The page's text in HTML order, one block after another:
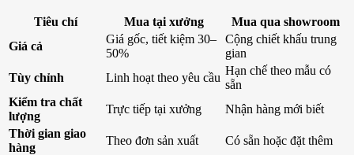
Tiêu chí Mua tại xưởng
Mua qua showroom
Giá cả
Giá gốc, tiết kiệm 30–
50%
Cộng chiết khấu trung
gian
Tùy chỉnh
Linh hoạt theo yêu cầu
Hạn chế theo mẫu có
sẵn
Kiểm tra chất
lượng
Trực tiếp tại xưởng
Nhận hàng mới biết
Thời gian giao
hàng
Theo đơn sản xuất Có sẵn hoặc đặt thêm